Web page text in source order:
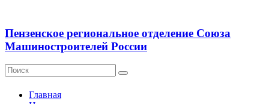
Пензенское региональное отделение Союза
Машиностроителей России
Главная